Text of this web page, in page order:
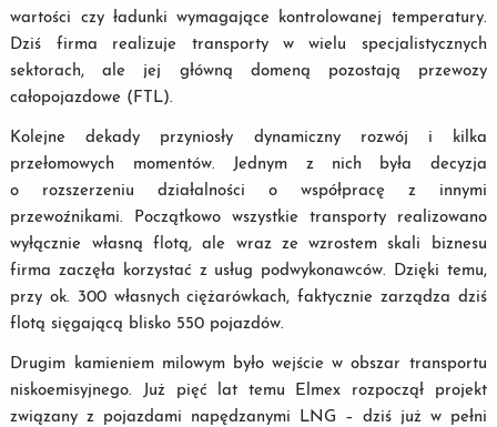
wartości czy ładunki wymagające kontrolowanej temperatury.
Dziś firma realizuje transporty w wielu specjalistycznych
sektorach, ale jej główną domeną pozostają przewozy
całopojazdowe (FTL).
Kolejne dekady przyniosły dynamiczny rozwój i kilka
przełomowych momentów. Jednym z nich była decyzja
o rozszerzeniu działalności o współpracę z innymi
przewoźnikami. Początkowo wszystkie transporty realizowano
wyłącznie własną flotą, ale wraz ze wzrostem skali biznesu
firma zaczęła korzystać z usług podwykonawców. Dzięki temu,
przy ok. 300 własnych ciężarówkach, faktycznie zarządza dziś
flotą sięgającą blisko 550 pojazdów.
Drugim kamieniem milowym było wejście w obszar transportu
niskoemisyjnego. Już pięć lat temu Elmex rozpoczął projekt
związany z pojazdami napędzanymi LNG – dziś już w pełni